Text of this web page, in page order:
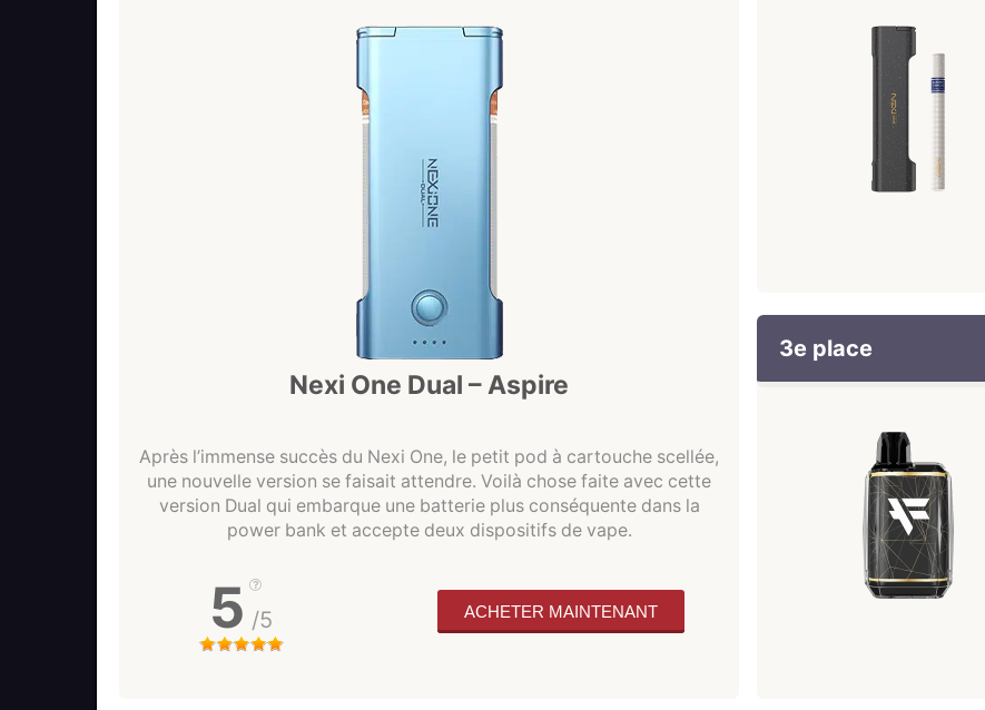
Nexi One Dual – Aspire
Après l’immense succès du Nexi One, le petit pod à cartouche scellée,
une nouvelle version se faisait attendre. Voilà chose faite avec cette
version Dual qui embarque une batterie plus conséquente dans la
power bank et accepte deux dispositifs de vape.
5 /5 ACHETER MAINTENANT
3e place